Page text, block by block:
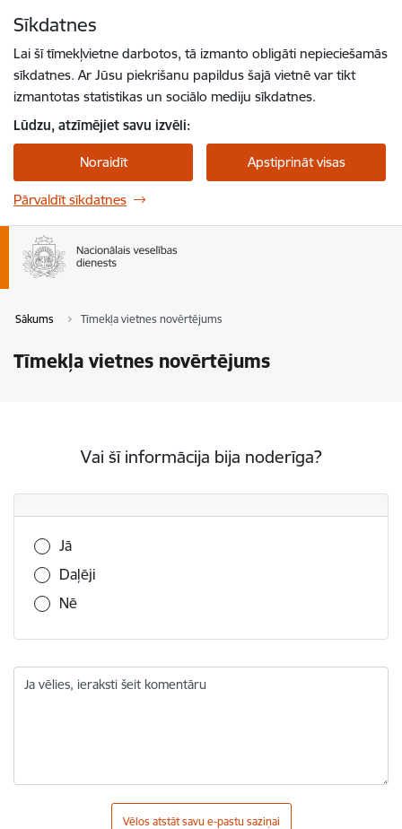
Sīkdatnes
Lai šī tīmekļvietne darbotos, tā izmanto obligāti nepieciešamās
sīkdatnes. Ar Jūsu piekrišanu papildus šajā vietnē var tikt
izmantotas statistikas un sociālo mediju sīkdatnes.
Lūdzu, atzīmējiet savu izvēli:
Noraidīt Apstiprināt visas
Pārvaldīt sīkdatnes
Sākums Tīmekļa vietnes novērtējums
Tīmekļa vietnes novērtējums
Vai šī informācija bija noderīga?
Vai šī informācija bija noderīga?
Jā
Daļēji
Nē
Ja vēlies, ieraksti šeit komentāru
Vēlos atstāt savu e-pastu saziņai